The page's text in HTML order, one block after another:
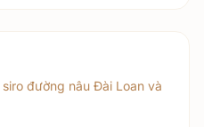
đường nâu Đài Loan và